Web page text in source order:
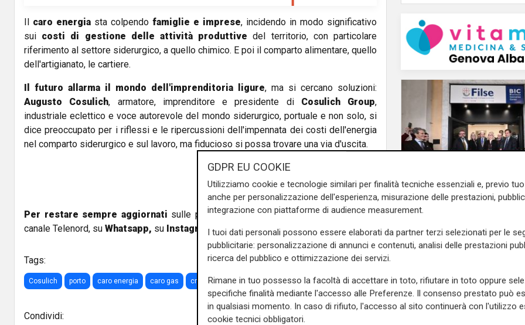
o
Il caro energia sta colpendo famiglie e imprese, incidendo in modo significativo
sui costi di gestione delle attività produttive del territorio, con particolare
riferimento al settore siderurgico, a quello chimico. E poi il comparto alimentare, quello
dell'artigianato, le cartiere.
Il futuro allarma il mondo dell'imprenditoria ligure, ma si cercano soluzioni:
Augusto Cosulich, armatore, imprenditore e presidente di Cosulich Group,
industriale eclettico e voce autorevole del mondo siderurgico, portuale e non solo, si
dice preoccupato per i riflessi e le ripercussioni dell'impennata dei costi dell'energia
nel comparto siderurgico e sul lavoro, ma fiducioso si possa trovare una via d'uscita.
Per restare sempre aggiornati sulle principali notizie sulla Liguria seguiteci sul
canale Telenord, su Whatsapp, su Instagram ,su Youtubee su Facebook.
Tags:
Cosulich porto caro energia caro gas crisi
Condividi:
Numeri
crescita: gestiti 559
euro e 132 milioni di
GDPR EU COOKIE
Utilizziamo cookie e tecnologie similari per finalità tecniche essenziali e, previo
anche per personalizzazione dell'esperienza, misurazione delle prestazioni,
integrazione con piattaforme di audience measurement.
I tuoi dati personali possono essere elaborati da partner terzi selezionati per le
pubblicitarie: personalizzazione di annunci e contenuti, analisi delle prestazioni
ricerca del pubblico e ottimizzazione dei servizi.
Rimane in tuo possesso la facoltà di accettare in toto, rifiutare in toto oppure
specifiche finalità mediante l'accesso alle Preferenze. Il consenso prestato può
in qualsiasi momento. In caso di rifiuto, l'accesso al sito continuerà con l'utilizzo
cookie tecnici obbligatori.